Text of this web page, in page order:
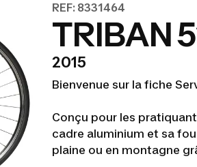
REF: 8331464
TRIBAN
2015
Bienvenue sur la fiche
Conçu pour les
cadre aluminium et sa
plaine ou en montagne